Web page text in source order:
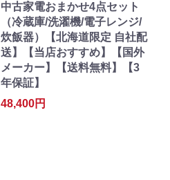
中古家電おまかせ4点セット
（冷蔵庫/洗濯機/電子レンジ/
炊飯器）【北海道限定 自社配
送】【当店おすすめ】【国外
メーカー】【送料無料】【3
年保証】
48,400円